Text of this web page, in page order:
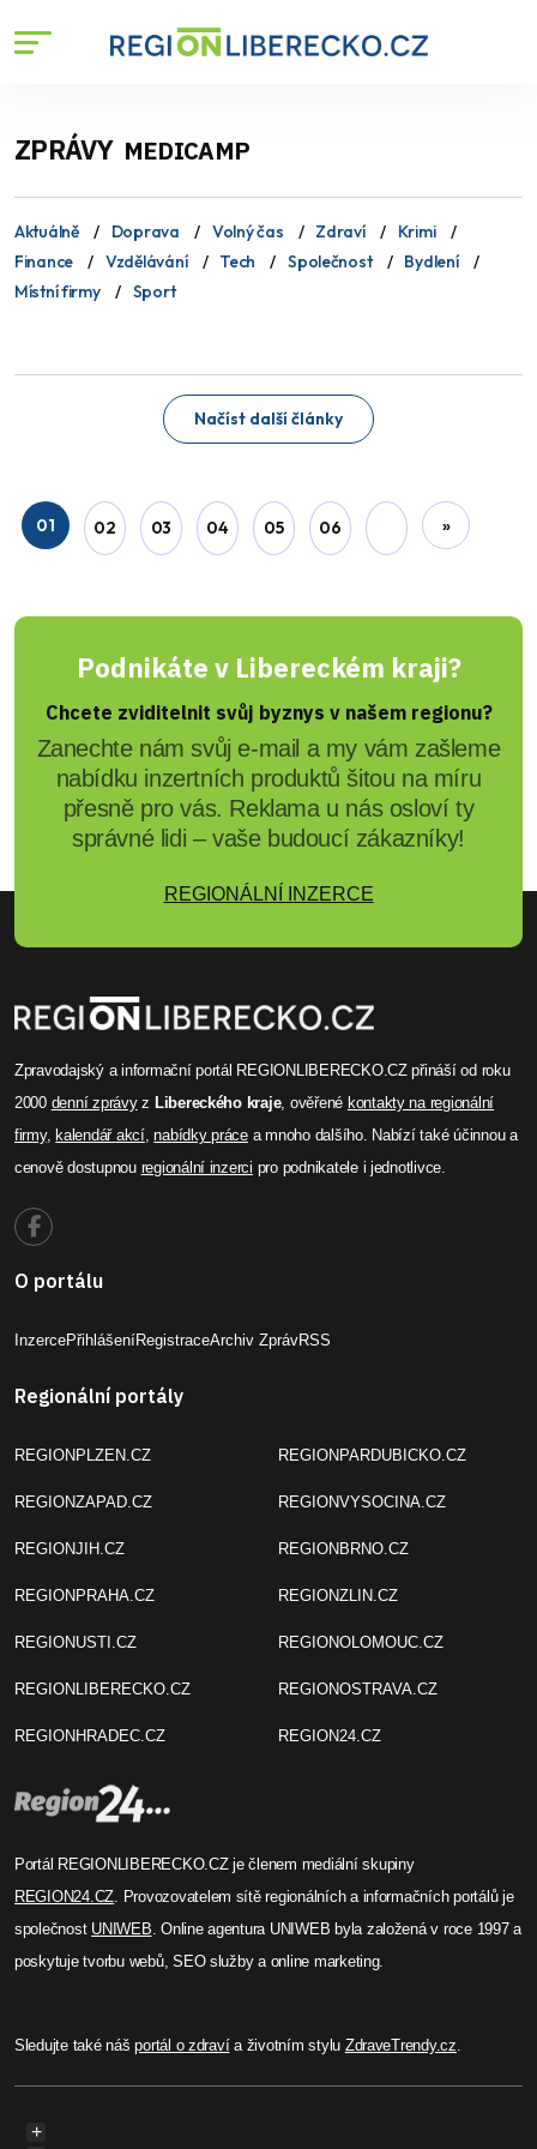
ZPRÁVY MEDICAMP
Aktuálně Doprava Volný čas Zdraví
Krimi
Finance
Vzdělávání Tech Společnost
Bydlení
Místní firmy
Sport
Načíst další články
01 02 03 04 05 06 »
Podnikáte v Libereckém kraji?
Chcete zviditelnit svůj byznys v našem regionu?
Zanechte nám svůj e-mail a my vám zašleme
nabídku inzertních produktů šitou na míru
přesně pro vás. Reklama u nás osloví ty
správné lidi – vaše budoucí zákazníky!
REGIONÁLNÍ INZERCE
Zpravodajský a informační portál REGIONLIBERECKO.CZ přináší od roku
2000 denní zprávyz Libereckého kraje, ověřené kontakty na regionální
firmy, kalendář akcí,nabídky prácea mnoho dalšího. Nabízí také účinnou a
cenově dostupnou regionální inzerci pro podnikatele i jednotlivce.
O portálu
InzercePřihlášeníRegistraceArchiv ZprávRSS
Regionální portály
REGIONPLZEN.CZ
REGIONZAPAD.CZ
REGIONJIH.CZ
REGIONPRAHA.CZ
REGIONUSTI.CZ
REGIONLIBERECKO.CZ
REGIONHRADEC.CZ
REGIONPARDUBICKO.CZ
REGIONVYSOCINA.CZ
REGIONBRNO.CZ
REGIONZLIN.CZ
REGIONOLOMOUC.CZ
REGIONOSTRAVA.CZ
REGION24.CZ
Portál REGIONLIBERECKO.CZ je členem mediální skupiny
REGION24.CZ . Provozovatelem sítě regionálních a informačních portálů je
společnost UNIWEB . Online agentura UNIWEB byla založená v roce 1997 a
poskytuje tvorbu webů, SEO služby a online marketing.
Sledujte také nášportál o zdravía životním stylu ZdraveTrendy.cz
+